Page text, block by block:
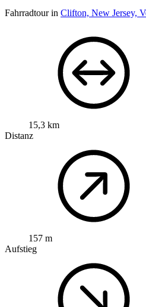
Fahrradtour in Clifton, New Jersey,
15,3 km
Distanz
157 m
Aufstieg